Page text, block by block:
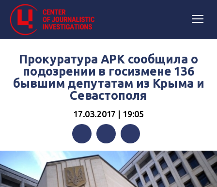
Прокуратура АРК сообщила о
подозрении в госизмене 136
бывшим депутатам из Крыма и
Севастополя
17.03.2017 | 19:05
FacebookTwitterTelegram